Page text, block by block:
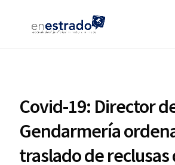
Covid-19: Director
Gendarmería
traslado de reclusas